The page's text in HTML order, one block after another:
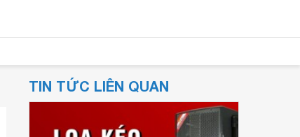
TIN TỨC LIÊN QUAN